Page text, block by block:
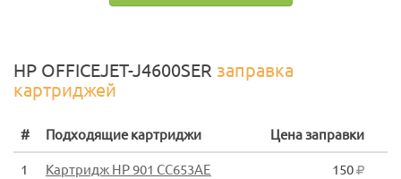
HP OFFICEJET-J4600SER заправка
картриджей
# Подходящие картриджи Цена заправки
1 Картридж HP 901 CC653AE 150